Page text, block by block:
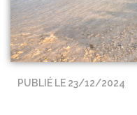
PUBLIÉ LE 23/12/2024